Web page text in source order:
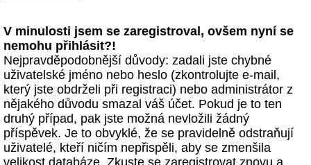
V minulosti jsem se zaregistroval, ovšem nyní se
nemohu přihlásit?!
Nejpravděpodobnější důvody: zadali jste chybné
uživatelské jméno nebo heslo (zkontrolujte e-mail,
který jste obdrželi při registraci) nebo administrátor z
nějakého důvodu smazal váš účet. Pokud je to ten
druhý případ, pak jste možná nevložili žádný
příspěvek. Je to obvyklé, že se pravidelně odstraňují
uživatelé, kteří ničím nepřispěli, aby se zmenšila
velikost databáze. Zkuste se zaregistrovat znovu a